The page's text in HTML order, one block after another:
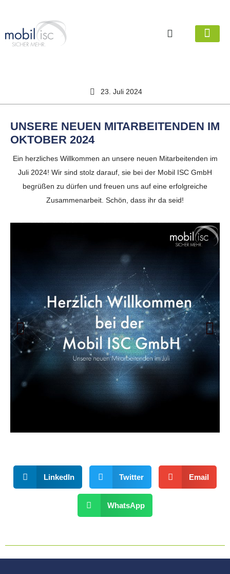
23. Juli 2024
UNSERE NEUEN MITARBEITENDEN IM
OKTOBER 2024
Ein herzliches Willkommen an unsere neuen Mitarbeitenden im
Juli 2024! Wir sind stolz darauf, sie bei der Mobil ISC GmbH
begrüßen zu dürfen und freuen uns auf eine erfolgreiche
Zusammenarbeit. Schön, dass ihr da seid!
LinkedIn Twitter Email
WhatsApp